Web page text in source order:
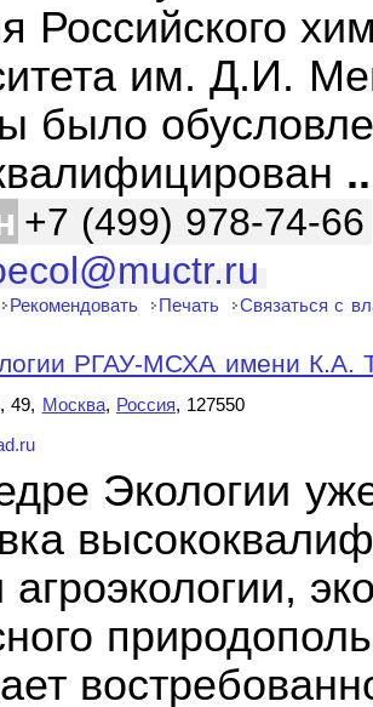
Российского
им. Д.И.
было
+7 (499) 978-74-66
Рекомендовать Печать Связаться с
РГАУ-МСХА имени К.А.
49, Москва, Россия, 127550
Экологии
агроэкологии,